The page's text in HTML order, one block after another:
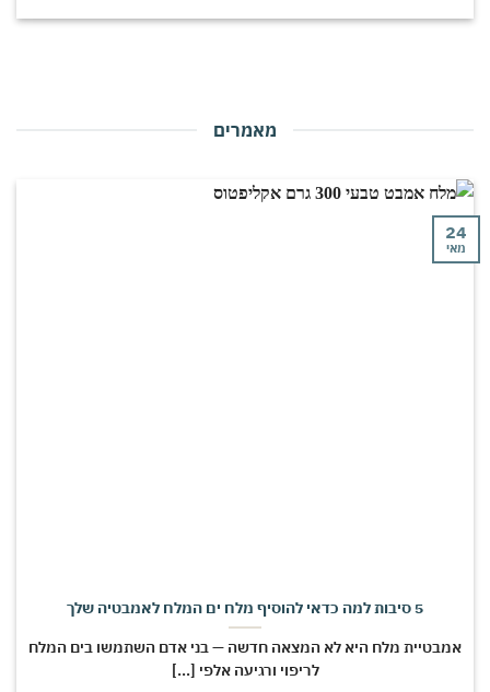
מאמרים
מלח היא לא המצאה חדשה — בני אדם השתמשו בים המלח
לריפוי ורגיעה אלפי [...]